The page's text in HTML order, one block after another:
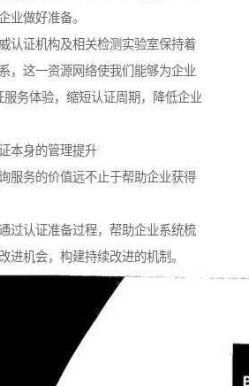
业做好准备。
认证机构及相关检测实验室保持着
，这一资源网络使我们能够为企业
务体验，缩短认证周期，降低企业
本身的管理提升
服务的价值远不止于帮助企业获得
过认证准备过程，帮助企业系统梳
进机会，构建持续改进的机制。